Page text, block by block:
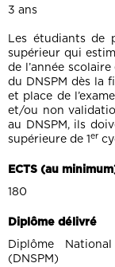
3 ans
Les étudiants de
supérieur qui
de l’année
du DNSPM dès la
et place de
et/ou non
au DNSPM, ils
supérieure de 1 er
ECTS (au
180
Diplôme délivré
Diplôme
(DNSPM)